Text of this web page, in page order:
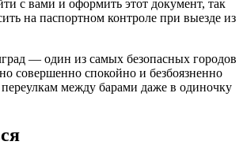
с вами и оформить этот документ, так
на паспортном контроле при выезде из
— один из самых безопасных городов
совершенно спокойно и безбоязненно
между барами даже в одиночку